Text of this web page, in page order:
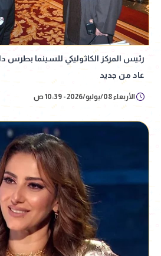
رئيس المركز الكاثوليكي للسينما بطرس
عاد من جديد
الأربعاء 08/يوليو/2026 - 10:39 ص